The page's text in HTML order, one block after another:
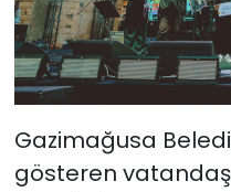
Gazimağusa
gösteren